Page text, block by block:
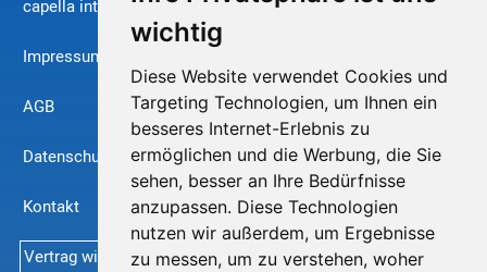
wichtig
Diese Website verwendet Cookies und
Targeting Technologien, um Ihnen ein
besseres Internet-Erlebnis zu
ermöglichen und die Werbung, die Sie
sehen, besser an Ihre Bedürfnisse
anzupassen. Diese Technologien
nutzen wir außerdem, um Ergebnisse
zu messen, um zu verstehen, woher
capella international
Impressum
AGB
Datenschutz
Kontakt
Vertrag widerrufen